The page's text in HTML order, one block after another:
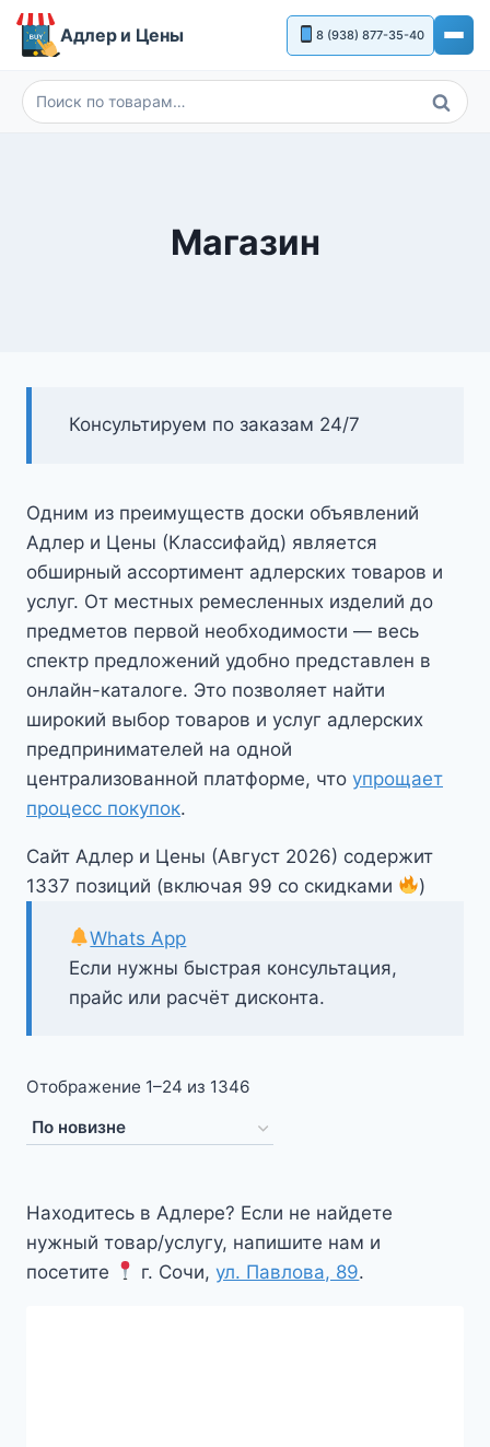
Перейти
Адлер и Цены 8 (938) 877-35-40
Искать:
Поиск
Магазин
Консультируем по заказам 24/7
Одним из преимуществ доски объявлений
Адлер и Цены (Классифайд) является
обширный ассортимент адлерских товаров и
услуг. От местных ремесленных изделий до
предметов первой необходимости — весь
спектр предложений удобно представлен в
онлайн-каталоге. Это позволяет найти
широкий выбор товаров и услуг адлерских
предпринимателей на одной
централизованной платформе, что упрощает
процесс покупок.
Сайт Адлер и Цены (Август 2026) содержит
1337 позиций (включая 99 со скидками
)
Если нужны быстрая консультация,
прайс или расчёт дисконта.
Whats App
Отображение 1–24 из 1346
недавние
Находитесь в Адлере? Если не найдете
нужный товар/услугу, напишите нам и
посетите
г. Сочи,ул. Павлова, 89.